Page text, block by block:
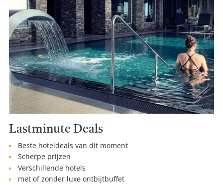
Lastminute Deals
Beste hoteldeals van dit moment
Scherpe prijzen
Verschillende hotels
met of zonder luxe ontbijtbuffet